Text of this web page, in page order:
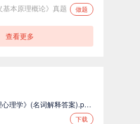
基本原理概论》真题
做题
查看更多
自考00163《管理心理学》(名词解释答案).pdf.pdf
下载